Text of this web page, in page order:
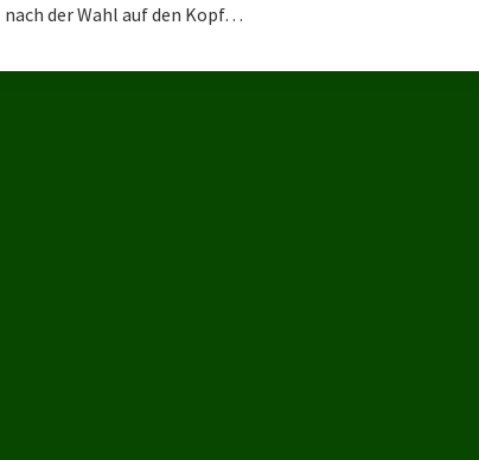
nach der Wahl auf den Kopf…